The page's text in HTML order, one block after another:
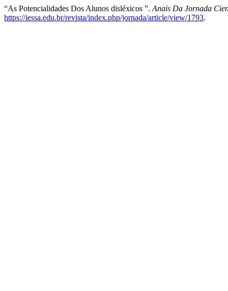
“As Potencialidades Dos Alunos disléxicos ”. Anais Da Jornada
https://iessa.edu.br/revista/index.php/jornada/article/view/1793.